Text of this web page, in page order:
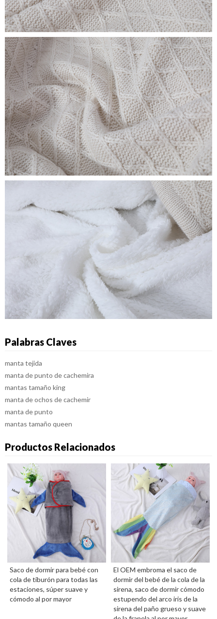
Palabras Claves
manta tejida
manta de punto de cachemira
mantas tamaño king
manta de ochos de cachemir
manta de punto
mantas tamaño queen
Productos Relacionados
Saco de dormir para bebé con
cola de tiburón para todas las
estaciones, súper suave y
cómodo al por mayor
El OEM embroma el saco de
dormir del bebé de la cola de la
sirena, saco de dormir cómodo
estupendo del arco iris de la
sirena del paño grueso y suave